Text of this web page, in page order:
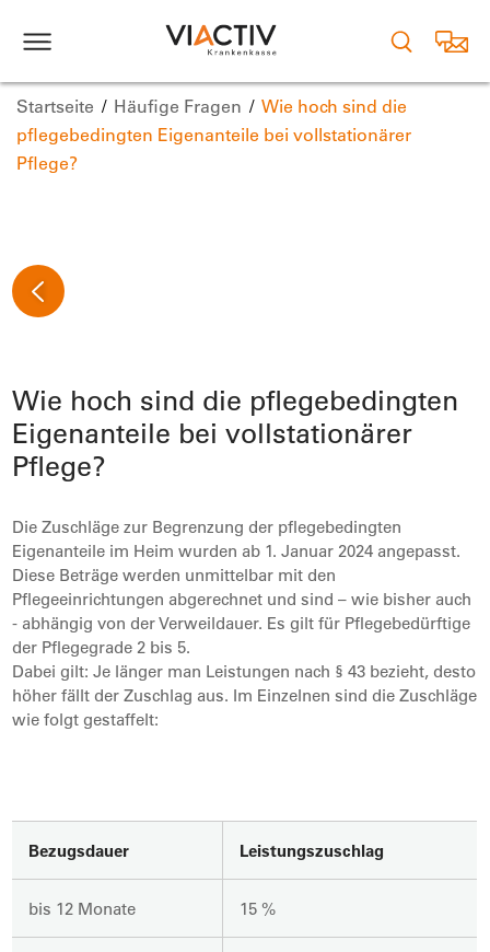
Startseite Häufige Fragen
Wie hoch sind die
pflegebedingten Eigenanteile bei vollstationärer
Pflege?
Wie hoch sind die pflegebedingten
Eigenanteile bei vollstationärer
Pflege?
Die Zuschläge zur Begrenzung der pflegebedingten
Eigenanteile im Heim wurden ab 1. Januar 2024 angepasst.
Diese Beträge werden unmittelbar mit den
Pflegeeinrichtungen abgerechnet und sind – wie bisher auch
- abhängig von der Verweildauer. Es gilt für Pflegebedürftige
der Pflegegrade 2 bis 5.
Dabei gilt: Je länger man Leistungen nach § 43 bezieht, desto
höher fällt der Zuschlag aus. Im Einzelnen sind die Zuschläge
wie folgt gestaffelt:
Bezugsdauer Leistungszuschlag
bis 12 Monate 15 %